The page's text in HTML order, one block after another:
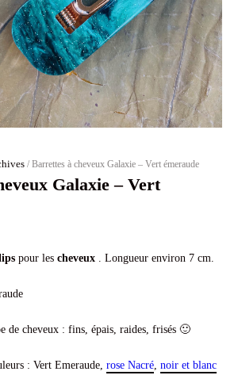
/ Barrettes à cheveux Galaxie – Vert émeraude
Galaxie – Vert
pour les cheveux . Longueur environ 7 cm.
de cheveux : fins, épais, raides, frisés 🙂
: Vert Emeraude, rose Nacré noir et blanc